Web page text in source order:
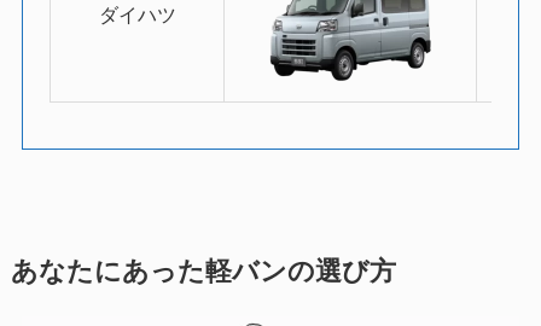
ダイハツ
あなたにあった軽バンの選び方